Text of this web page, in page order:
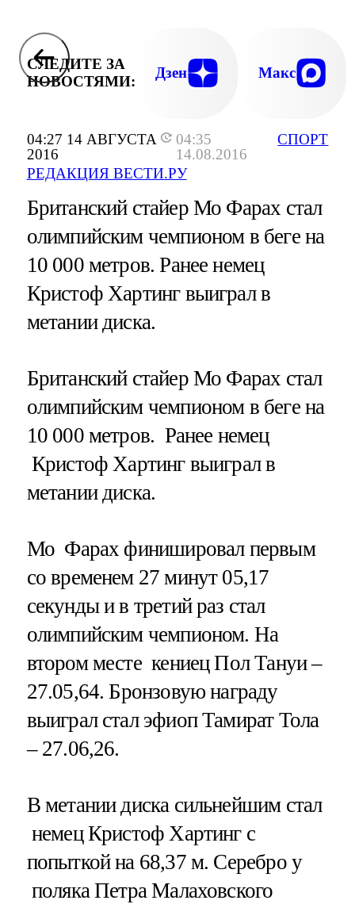
04:27 14 АВГУСТА
2016
04:35
14.08.2016
РЕДАКЦИЯ ВЕСТИ.РУ
СПОРТ
СЛЕДИТЕ ЗА
НОВОСТЯМИ:
Дзен Макс
Британский стайер Мо Фарах стал
олимпийским чемпионом в беге на
10 000 метров. Ранее немец
Кристоф Хартинг выиграл в
метании диска.
Британский стайер Мо Фарах стал
олимпийским чемпионом в беге на
10 000 метров. Ранее немец
Кристоф Хартинг выиграл в
метании диска.
Мо Фарах финишировал первым
со временем 27 минут 05,17
секунды и в третий раз стал
олимпийским чемпионом. На
втором месте кениец Пол Тануи –
27.05,64. Бронзовую награду
выиграл стал эфиоп Тамират Тола
– 27.06,26.
В метании диска сильнейшим стал
немец Кристоф Хартинг с
попыткой на 68,37 м. Серебро у
поляка Петра Малаховского